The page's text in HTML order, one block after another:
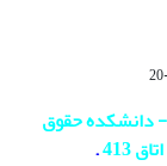
- دانشکده حقوق
.